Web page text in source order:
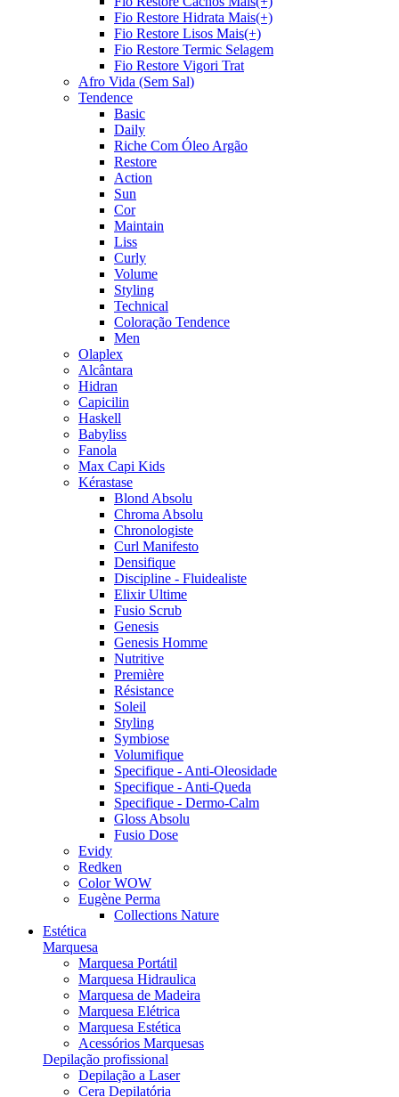
Fio Restore Hidrata Mais(+)
Fio Restore Lisos Mais(+)
Fio Restore Termic Selagem
Fio Restore Vigori Trat
Afro Vida (Sem Sal)
Tendence
Basic
Daily
Riche Com Óleo Argão
Restore
Action
Sun
Cor
Maintain
Liss
Curly
Volume
Styling
Technical
Coloração Tendence
Men
Olaplex
Alcântara
Hidran
Capicilin
Haskell
Babyliss
Fanola
Max Capi Kids
Kérastase
Blond Absolu
Chroma Absolu
Chronologiste
Curl Manifesto
Densifique
Discipline - Fluidealiste
Elixir Ultime
Fusio Scrub
Genesis
Genesis Homme
Nutritive
Première
Résistance
Soleil
Styling
Symbiose
Volumifique
Specifique - Anti-Oleosidade
Specifique - Anti-Queda
Specifique - Dermo-Calm
Gloss Absolu
Fusio Dose
Evidy
Redken
Color WOW
Eugène Perma
Collections Nature
Estética
Marquesa
Marquesa Portátil
Marquesa Hidraulica
Marquesa de Madeira
Marquesa Elétrica
Marquesa Estética
Acessórios Marquesas
Depilação profissional
Depilação a Laser
Cera Depilatória